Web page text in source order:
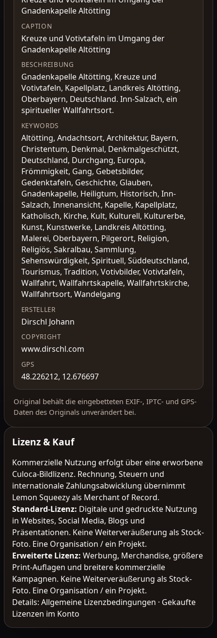
Gnadenkapelle Altötting
CAPTION
Kreuze und Votivtafeln im Umgang der
Gnadenkapelle Altötting
BESCHREIBUNG
Gnadenkapelle Altötting, Kreuze und
Votivtafeln, Kapellplatz, Landkreis Altötting,
Oberbayern, Deutschland. Inn-Salzach, ein
spiritueller Wallfahrtsort.
KEYWORDS
Altötting, Andachtsort, Architektur, Bayern,
Christentum, Denkmal, Denkmalgeschützt,
Deutschland, Durchgang, Europa,
Frömmigkeit, Gang, Gebetsbilder,
Gedenktafeln, Geschichte, Glauben,
Gnadenkapelle, Heiligtum, Historisch, Inn-
Salzach, Innenansicht, Kapelle, Kapellplatz,
Katholisch, Kirche, Kult, Kulturell, Kulturerbe,
Kunst, Kunstwerke, Landkreis Altötting,
Malerei, Oberbayern, Pilgerort, Religion,
Religiös, Sakralbau, Sammlung,
Sehenswürdigkeit, Spirituell, Süddeutschland,
Tourismus, Tradition, Votivbilder, Votivtafeln,
Wallfahrt, Wallfahrtskapelle, Wallfahrtskirche,
Wallfahrtsort, Wandelgang
ERSTELLER
Dirschl Johann
COPYRIGHT
www.dirschl.com
GPS
48.226212, 12.676697
Original behält die eingebetteten EXIF-, IPTC- und GPS-
Daten des Originals unverändert bei.
Lizenz & Kauf
Kommerzielle Nutzung erfolgt über eine erworbene
Culoca-Bildlizenz. Rechnung, Steuern und
internationale Zahlungsabwicklung übernimmt
Lemon Squeezy als Merchant of Record.
Standard-Lizenz: Digitale und gedruckte Nutzung
in Websites, Social Media, Blogs und
Präsentationen. Keine Weiterveräußerung als Stock-
Foto. Eine Organisation / ein Projekt.
Erweiterte Lizenz: Werbung, Merchandise, größere
Print-Auflagen und breitere kommerzielle
Kampagnen. Keine Weiterveräußerung als Stock-
Foto. Eine Organisation / ein Projekt.
Details: Allgemeine Lizenzbedingungen · Gekaufte
Lizenzen im Konto